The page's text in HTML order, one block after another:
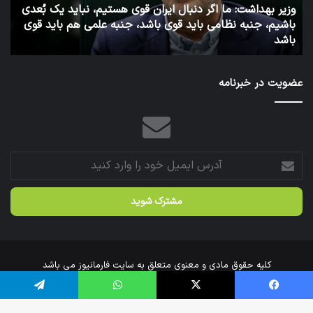
وزارت
بهداشت
6 روز پیش
توئیت دکتر جهانپور مدیر سابق روابط عمومی وزارت بهداشت
عضویت در خبرنامه
آدرس
ایمیل
خود
وارد
کلیه حقوق مادی و معنوی متعلق به سایت فارمانیوز می باشد
خانه
ارتباط با ما
فیس بوک X واتس آپ تلگرام